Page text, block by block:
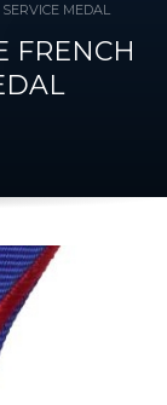
MEDAL
FRENCH